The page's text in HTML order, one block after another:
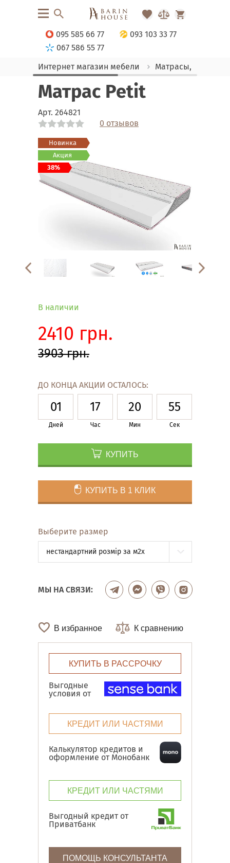
095 585 66 77
093 103 33 77
067 586 55 77
Интернет магазин мебели
Матрасы, текстиль
Матрас Petit
Арт. 264821
0 отзывов
Новинка
Акция
38%
Link
Link
Link
Link
Link
В наличии
2410 грн.
3903 грн.
ДО КОНЦА АКЦИИ ОСТАЛОСЬ:
01
Дней
17
Час
20
Мин
54
Сек
КУПИТЬ
КУПИТЬ В 1 КЛИК
Выберите размер
нестандартний розмір за м2x
МЫ НА СВЯЗИ:
В избранное К сравнению
КУПИТЬ В РАССРОЧКУ
Выгодные
условия от
КРЕДИТ ИЛИ ЧАСТЯМИ
Калькулятор кредитов и
оформление от Монобанк
КРЕДИТ ИЛИ ЧАСТЯМИ
Выгодный кредит от
Приватбанк
ПОМОЩЬ КОНСУЛЬТАНТА